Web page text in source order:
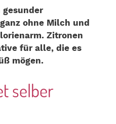
ohne Milch und
Zitronen
für alle, die es
mögen.
selber